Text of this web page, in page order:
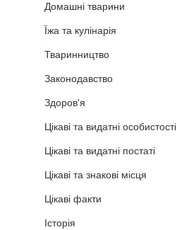
Домашні тварини
Їжа та кулінарія
Тваринництво
Законодавство
Здоров'я
Цікаві та видатні особистості
Цікаві та видатні постаті
Цікаві та знакові місця
Цікаві факти
Історія